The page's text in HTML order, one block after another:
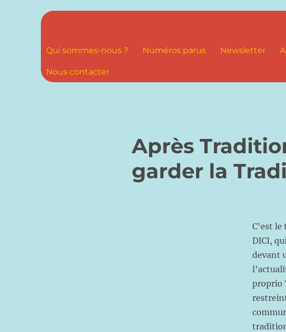
Qui sommes-nous ? Numéros parus Newsletter
Nous contacter
Après
garder la
C’est
DICI,
devant
proprio